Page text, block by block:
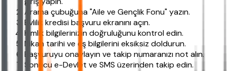
Arama çubuğuna "Aile ve Gençlik Fonu" yazın.
Evlilik kredisi başvuru ekranını açın.
Kimlik bilgilerinizin doğruluğunu kontrol edin.
Nikah tarihi ve eş bilgilerini eksiksiz doldurun.
Başvuruyu onaylayın ve takip numaranızı not alın.
Sonucu e-Devlet ve SMS üzerinden takip edin.